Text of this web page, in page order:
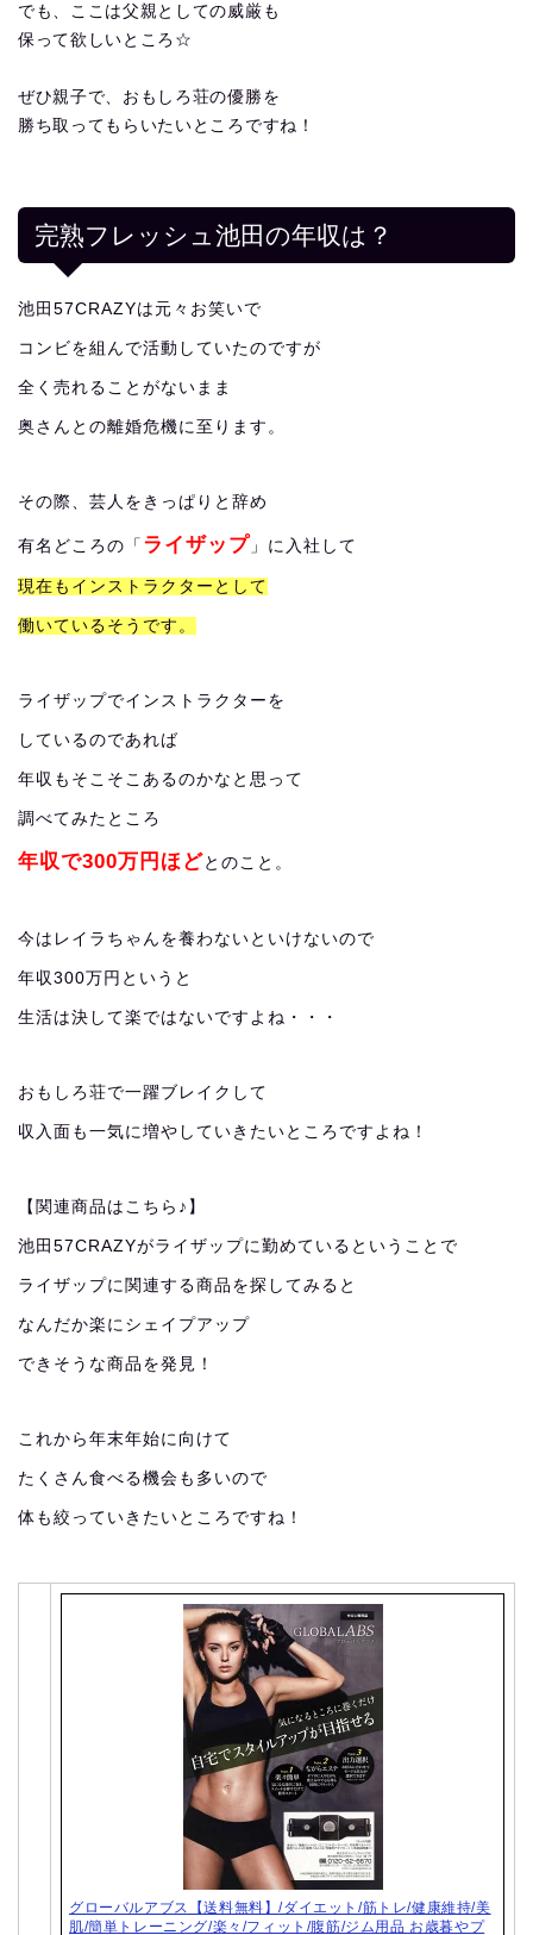
でも、ここは父親としての威厳も
保って欲しいところ☆
ぜひ親子で、おもしろ荘の優勝を
勝ち取ってもらいたいところですね！
完熟フレッシュ池田の年収は？
池田57CRAZYは元々お笑いで
コンビを組んで活動していたのですが
全く売れることがないまま
奥さんとの離婚危機に至ります。
その際、芸人をきっぱりと辞め
有名どころの「 ライザップ 」に入社して
現在もインストラクターとして
働いているそうです。
ライザップでインストラクターを
しているのであれば
年収もそこそこあるのかなと思って
調べてみたところ
年収で300万円ほどとのこと。
今はレイラちゃんを養わないといけないので
年収300万円というと
生活は決して楽ではないですよね・・・
おもしろ荘で一躍ブレイクして
収入面も一気に増やしていきたいところですよね！
【関連商品はこちら♪】
池田57CRAZYがライザップに勤めているということで
ライザップに関連する商品を探してみると
なんだか楽にシェイプアップ
できそうな商品を発見！
これから年末年始に向けて
たくさん食べる機会も多いので
体も絞っていきたいところですね！
グローバルアブス【送料無料】/ダイエット/筋トレ/健康維持/美
肌/簡単トレーニング/楽々/フィット/腹筋/ジム用品 お歳暮やプ